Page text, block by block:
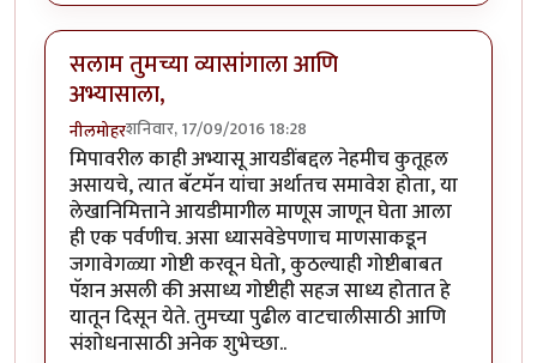
सलाम तुमच्या व्यासांगाला आणि
अभ्यासाला,
नीलमोहरशनिवार, 17/09/2016 18:28
मिपावरील काही अभ्यासू आयडींबद्दल नेहमीच कुतूहल
असायचे, त्यात बॅटमॅन यांचा अर्थातच समावेश होता, या
लेखानिमित्ताने आयडीमागील माणूस जाणून घेता आला
ही एक पर्वणीच. असा ध्यासवेडेपणाच माणसाकडून
जगावेगळ्या गोष्टी करवून घेतो, कुठल्याही गोष्टीबाबत
पॅशन असली की असाध्य गोष्टीही सहज साध्य होतात हे
यातून दिसून येते. तुमच्या पुढील वाटचालीसाठी आणि
संशोधनासाठी अनेक शुभेच्छा..